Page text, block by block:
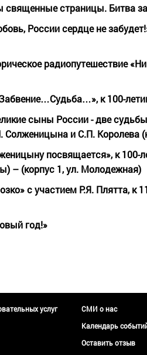
священные страницы. Битва
России сердце не
радиопутешествие
к 100-
сыны России - две
и С.П. Королева
посвящается», к
– (корпус 1, ул. Молодежная)
с участием Р.Я. Плятта, к
год!»
услуг
СМИ о нас
Календарь
Оставить отзыв